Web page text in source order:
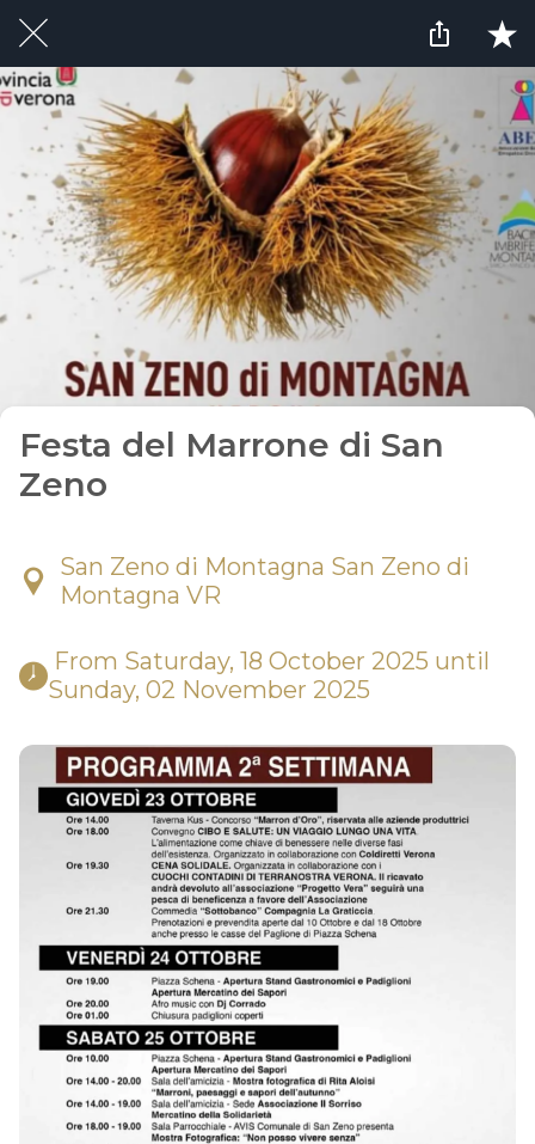
Festa del Marrone di San
Zeno
San Zeno di Montagna San Zeno di
Montagna VR
Sunday, 02 November 2025